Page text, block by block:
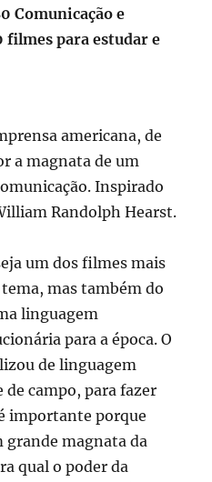
americana, de
a magnata de um
Inspirado
Randolph Hearst.
um dos filmes mais
mas também do
linguagem
para a época. O
de linguagem
campo, para fazer
importante porque
grande magnata da
qual o poder da